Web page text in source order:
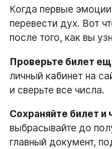
Когда первые
перевести дух. Вот
после того, как вы
Проверьте билет
личный кабинет на
и сверьте все числа.
Сохраняйте билет и
выбрасывайте до
главный документ,